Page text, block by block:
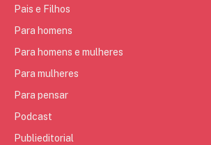
Pais e Filhos
Para homens
Para homens e mulheres
Para mulheres
Para pensar
Podcast
Publieditorial